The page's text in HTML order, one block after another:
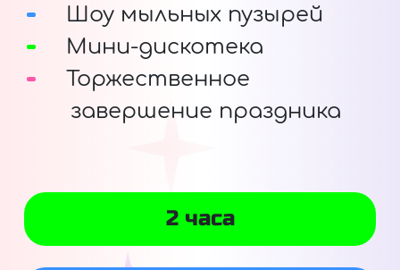
Шоу мыльных пузырей
Мини-дискотека
Торжественное
завершение праздника
2 часа